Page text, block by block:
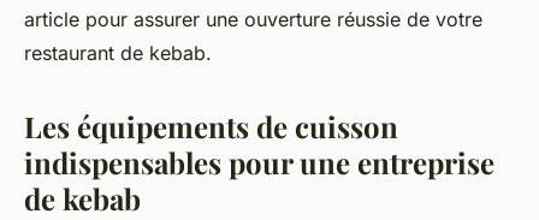
article pour assurer une ouverture réussie de votre
restaurant de kebab.
Les équipements de cuisson
indispensables pour une entreprise
de kebab